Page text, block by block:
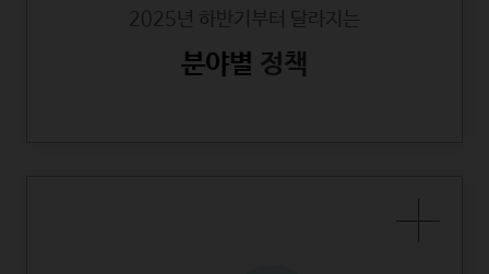
2025년 하반기부터 달라지는
분야별 정책